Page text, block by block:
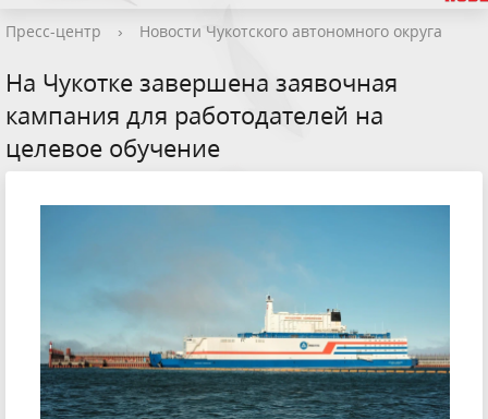
Пресс-центр › Новости Чукотского автономного округа
На Чукотке завершена заявочная
кампания для работодателей на
целевое обучение